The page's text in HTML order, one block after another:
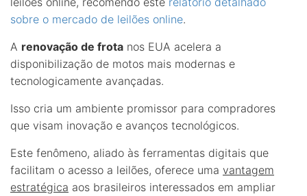
sobre o mercado de leilões online.
A renovação de frota nos EUA acelera a
disponibilização de motos mais modernas e
tecnologicamente avançadas.
Isso cria um ambiente promissor para compradores
que visam inovação e avanços tecnológicos.
Este fenômeno, aliado às ferramentas digitais que
facilitam o acesso a leilões, oferece uma vantagem
estratégica aos brasileiros interessados em ampliar